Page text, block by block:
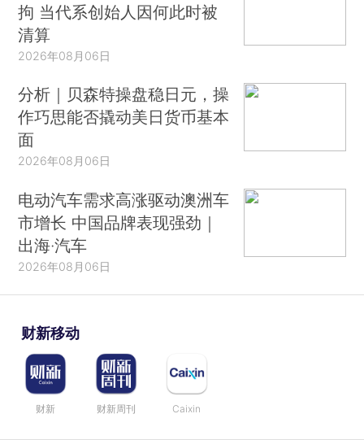
拘 当代系创始人因何此时被
清算
2026年08月06日
分析｜贝森特操盘稳日元，操
作巧思能否撬动美日货币基本
面
2026年08月06日
电动汽车需求高涨驱动澳洲车
市增长 中国品牌表现强劲｜
出海·汽车
2026年08月06日
财新移动
财新 财新周刊 Caixin